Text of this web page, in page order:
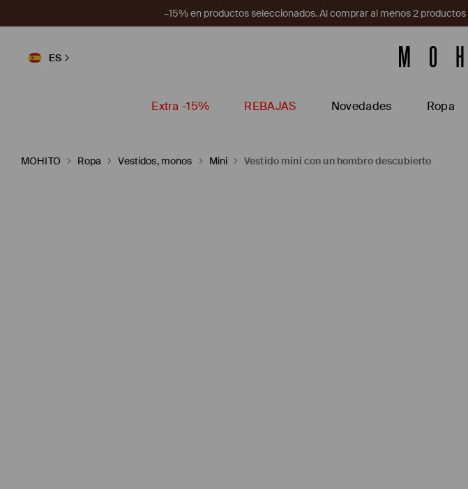
–15% en productos seleccionados. Al comprar al menos 2
ES
Extra -15% REBAJAS Novedades Ropa
MOHITO Ropa Vestidos, monos Mini Vestido mini con un hombro descubierto